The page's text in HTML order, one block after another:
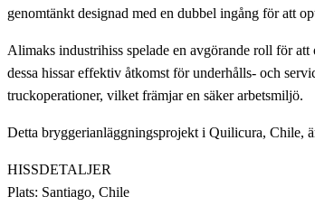
genomtänkt designad med en dubbel ingång för att
Alimaks industrihiss spelade en avgörande roll för
dessa hissar effektiv åtkomst för underhålls- och
truckoperationer, vilket främjar en säker arbetsmiljö.
Detta bryggerianläggningsprojekt i Quilicura, Chile,
HISSDETALJER
Plats: Santiago, Chile